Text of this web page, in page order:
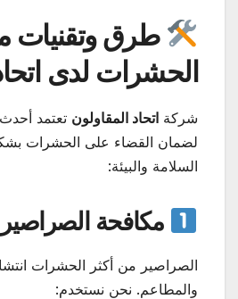
طرق وتقنيات
الحشرات لدى
شركة اتحاد المقاولون تعتمد أحدث
لضمان القضاء على الحشرات
السلامة والبيئة:
مكافحة الصراصير
الصراصير من أكثر الحشرات
والمطاعم. نحن نستخدم: